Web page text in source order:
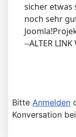
sicher etwas
noch sehr
--ALTER LINK
Bitte Anmelden
Konversation